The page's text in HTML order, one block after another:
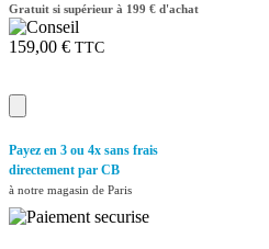
Gratuit si supérieur à 199 € d'achat
159,00 € TTC
Payez en 3 ou 4x sans frais
directement par CB
à notre magasin de Paris